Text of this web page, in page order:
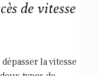
de vitesse
la vitesse